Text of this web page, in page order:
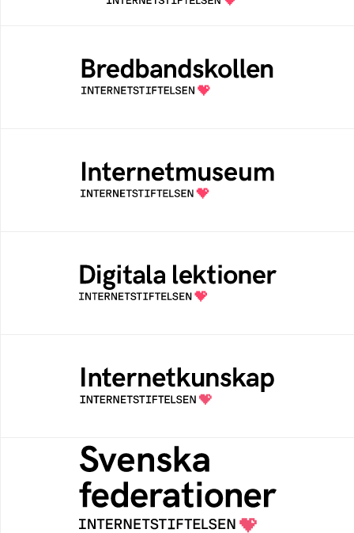
Bredbandskollen är ett oberoende
konsumentverktyg som drivs av
Internetstiftelsen
Ett digitalt museum som byggts, och kureras
av Internetstiftelsen
Öppen digital lärresurs med färdiga lektioner
för alla stadier i grundskolan
Samlad kunskap som hjälper dig att bli en
säker och medveten internetanvändare
Svenska federationer
Grunden för medlemskap i en sektors- eller
kontextspecifik federation